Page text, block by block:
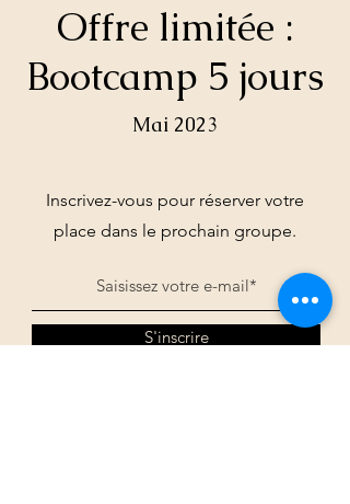
Offre limitée :
Bootcamp 5 jours
Mai 2023
Inscrivez-vous pour réserver votre
place dans le prochain groupe.
S'inscrire